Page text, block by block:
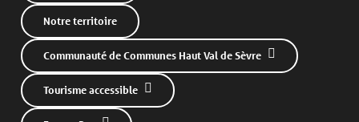
Notre territoire
Communauté de Communes Haut Val de Sèvre
Tourisme accessible